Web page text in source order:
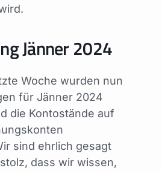
Jänner 2024
Woche wurden nun
für Jänner 2024
die Kontostände auf
sind ehrlich gesagt
dass wir wissen,